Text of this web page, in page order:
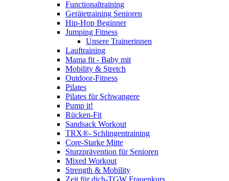
Functionaltraining
Gerätetraining Senioren
Hip-Hop Beginner
Jumping Fitness
Unsere Trainerinnen
Lauftraining
Mama fit - Baby mit
Mobility & Stretch
Outdoor-Fitness
Pilates
Pilates für Schwangere
Pump it!
Rücken-Fit
Sandsack Workout
TRX®- Schlingentraining
Core-Starke Mitte
Sturzprävention für Senioren
Mixed Workout
Strength & Mobility
Zeit für dich-TGW Frauenkurs